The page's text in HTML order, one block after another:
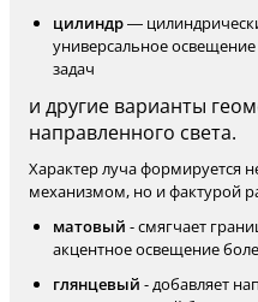
цилиндр—
универсальное
задач
и другие варианты
направленного света.
Характер луча формируется
механизмом, но и фактурой
матовый - смягчает
акцентное освещение
глянцевый - добавляет